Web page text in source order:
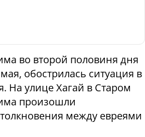
во второй половиня дня
обострилась ситуация в
На улице Хагай в Старом
произошли
между евреями